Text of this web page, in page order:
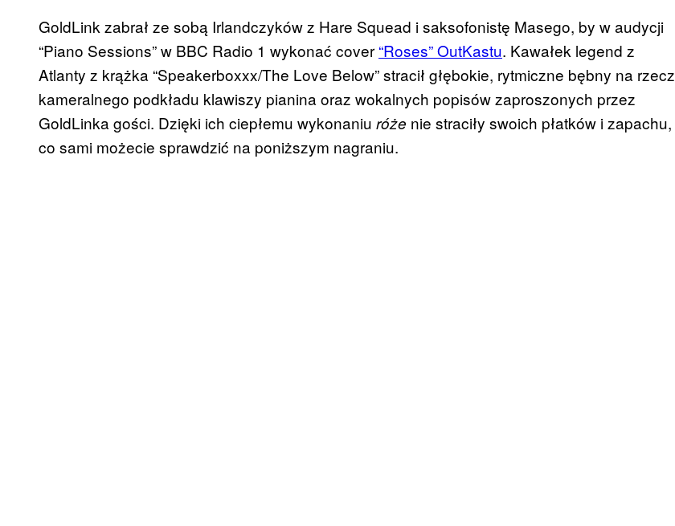
GoldLink zabrał ze sobą Irlandczyków z Hare Squead i saksofonistę Masego, by w audycji
“Piano Sessions” w BBC Radio 1 wykonać cover “Roses” OutKastu. Kawałek legend z
Atlanty z krążka “Speakerboxxx/The Love Below” stracił głębokie, rytmiczne bębny na rzecz
kameralnego podkładu klawiszy pianina oraz wokalnych popisów zaproszonych przez
GoldLinka gości. Dzięki ich ciepłemu wykonaniu róże nie straciły swoich płatków i zapachu,
co sami możecie sprawdzić na poniższym nagraniu.